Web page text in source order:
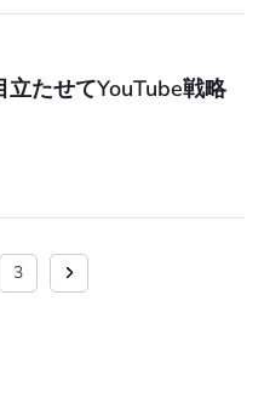
たせてYouTube戦略
3